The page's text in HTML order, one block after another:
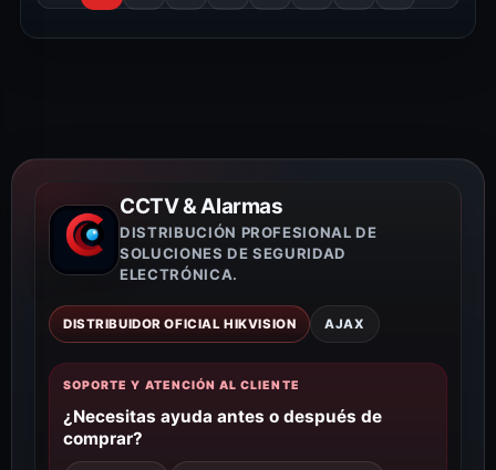
CCTV & Alarmas
DISTRIBUCIÓN PROFESIONAL DE
SOLUCIONES DE SEGURIDAD
ELECTRÓNICA.
DISTRIBUIDOR OFICIAL HIKVISION AJAX
SOPORTE Y ATENCIÓN AL CLIENTE
¿Necesitas ayuda antes o después de
comprar?